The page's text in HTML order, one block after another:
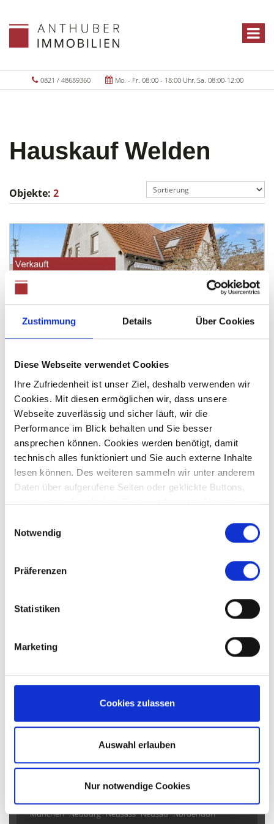
Zustimmung Details Über Cookies
Diese Webseite verwendet Cookies
Ihre Zufriedenheit ist unser Ziel, deshalb verwenden wir
Cookies. Mit diesen ermöglichen wir, dass unsere
Webseite zuverlässig und sicher läuft, wir die
Performance im Blick behalten und Sie besser
ansprechen können. Cookies werden benötigt, damit
technisch alles funktioniert und Sie auch externe Inhalte
lesen können. Des weiteren sammeln wir unter anderem
Daten über aufgerufene Seiten oder geklickte Buttons,
um so unser Angebot an Sie zu verbessern. Unsere
weiteren Daten zusammen, die Sie ihnen bereitgestellt
haben oder die sie im Rahmen Ihrer Nutzung der Dienste
Notwendig
Präferenzen
Statistiken
Marketing
Cookies zulassen
Auswahl erlauben
Nur notwendige Cookies
0821 / 48689360 Mo. - Fr. 08:00 - 18:00 Uhr, Sa. 08:00-12:00
Hauskauf Welden
Objekte: 2
Preis auf Anfrage
für die ganze Familie
Doppelhaushälfte
140 m²
WOHNFLÄCHE
ZIMMER
465.000,- €
Welden
Familien wohl! Viel Platz im Herzen von Welden
140 m²
WOHNFLÄCHE
Aichach-Sulzbach Augsburg Aystetten
Crailsheim Diedorf Dubai Fischach Germering
Gessertshausen Kissing
Königsbrunn
München Neuburg Neusäss Neusäß Nordendorf